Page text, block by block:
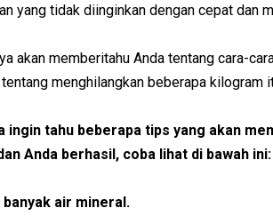
yang tidak diinginkan dengan cepat dan
akan memberitahu Anda tentang cara-
menghilangkan beberapa kilogram
ingin tahu beberapa tips yang akan
Anda berhasil, coba lihat di bawah ini:
banyak air mineral.